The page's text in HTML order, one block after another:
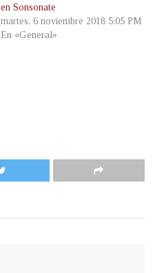
en Sonsonate
martes, 6 noviembre 2018 5:05 PM
En «General»